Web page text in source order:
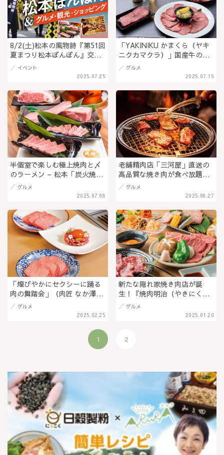
8/2(土)松本の風物詩『第51回
夏まつり松本ぼんぼん』交通
規制MAPあり！2025年夏に注
目の松本エリア観光情報＆グ
2025.07.25
イベント
「YAKINIKU かまくら（ヤキ
ニクカマクラ）」国産牛の上
カルビや牛タンなど上質な肉
を好みの飲み物と堪能♪＠長
2025.07.15
グルメ
半個室で楽しむ極上焼肉と〆
のラーメン – 松本「炭火焼
肉・中華そば 天膳」で贅沢な
ひとときを。ランチは中華そ
も！ ＠長野県松本市（PR）
2025.07.08
グルメ
老舗精肉店「三河屋」直送の
高品質な焼き肉が食べ放題！
「焼肉 心 -sin- 村井本店（し
ん）」新メニューも登場
記》＠長野県松本市村井･松本
市桐
2025.06.27
グルメ
「煌びやかにセクシーに踊る
肉の舞踏会」（肉匠 なか澤／
白馬村）食いしんぼう塚田兼
司のこれが旨い！
2025.02.25
グルメ
新たな隠れ家焼き肉店が誕
生！『焼肉明治（やきにくめ
いじ）』無煙ロースターで信
州プレミアム牛肉を存分に堪
2025.01.20
グルメ
1 2